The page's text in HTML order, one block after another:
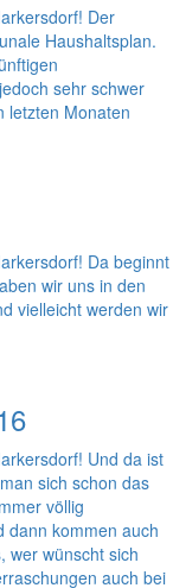
Der
Haushaltsplan.
sehr schwer
letzten Monaten
Da beginnt
wir uns in den
vielleicht werden wir
Und da ist
sich schon das
völlig
dann kommen auch
wer wünscht sich
auch bei